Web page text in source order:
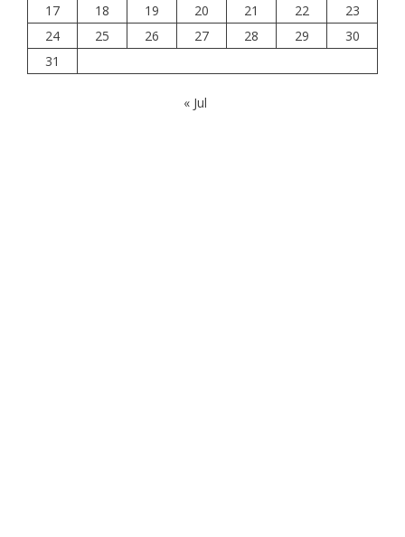
17
18 19 20 21 22
23
24
25 26 27 28 29
30
31
« Jul